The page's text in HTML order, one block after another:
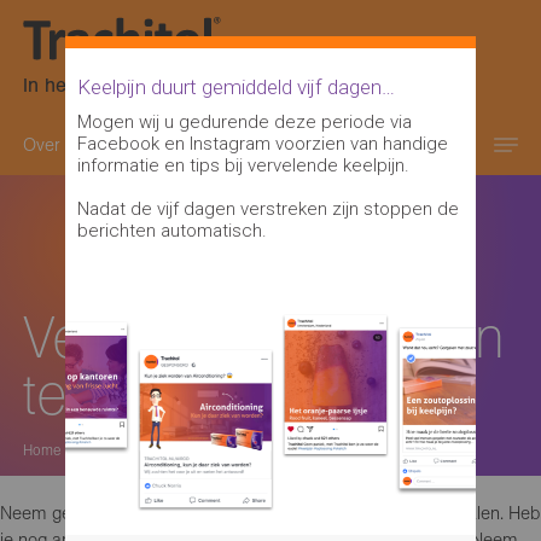
In het oranje-paarse doosje
Over keelpijn Keelontsteking informatie
Vergeten Trachitol in
te nemen?
Home >
Neem geen dubbele dosis om een vergeten zuigtablet in te halen. Heb
Keelpijn duurt gemiddeld vijf dagen…
Mogen wij u gedurende deze periode via
Facebook en Instagram voorzien van handige
informatie en tips bij vervelende keelpijn.
Nadat de vijf dagen verstreken zijn stoppen de
berichten automatisch.